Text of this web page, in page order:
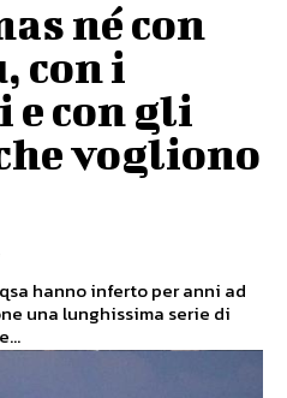
né con
con i
con gli
vogliono
hanno inferto per anni ad
una lunghissima serie di